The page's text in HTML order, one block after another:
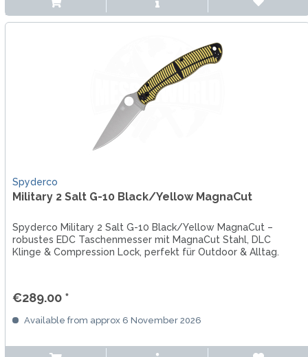
Spyderco
Military 2 Salt G-10 Black/Yellow MagnaCut
Spyderco Military 2 Salt G-10 Black/Yellow MagnaCut –
robustes EDC Taschenmesser mit MagnaCut Stahl, DLC
Klinge & Compression Lock, perfekt für Outdoor & Alltag.
€289.00 *
Available from approx 6 November 2026